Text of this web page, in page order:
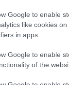
Google to enable
like cookies on
in apps.
Google to enable
of the
del Teatro del
in Sinfonia
impianti sciistici in
Antrona
di moto e